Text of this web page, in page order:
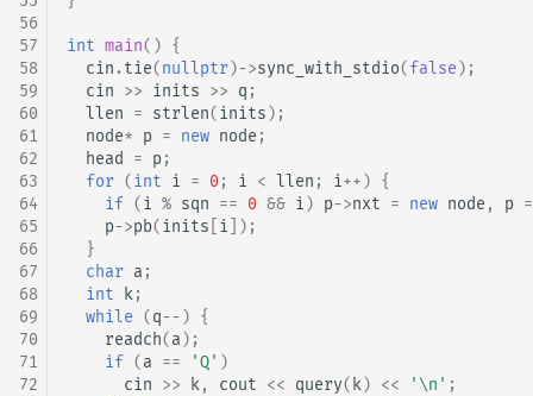
56
57
58
59
60
61
62
63
64
65
66
67
68
69
70
71
72
int main() {
cin .tie(nullptr)->sync_with_stdio(false);
cin >> inits >> q ;
llen = strlen(inits);
node* p = new node ;
head
= p ;
for (int i = 0; i < llen ; i++) {
if (i % sqn == 0 && i) p->nxt = new node , p =
p->pb(inits i ]);
}
char a ;
int
k;
while (q--) {
readch(a);
if (a == 'Q' )
cin >> k, cout << query( k) << '\n' ;